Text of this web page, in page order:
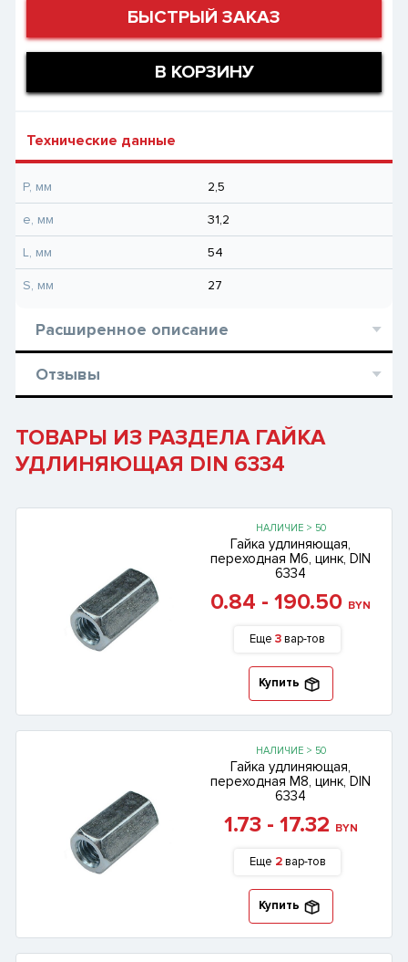
БЫСТРЫЙ ЗАКАЗ
В КОРЗИНУ
Технические данные
P, мм 2,5
e, мм 31,2
L, мм 54
S, мм 27
Расширенное описание
Отзывы
ТОВАРЫ ИЗ РАЗДЕЛА ГАЙКА
УДЛИНЯЮЩАЯ DIN 6334
НАЛИЧИЕ > 50
Гайка удлиняющая,
переходная М6, цинк, DIN
6334
0.84 - 190.50 BYN
Еще 3вар-тов
Купить
НАЛИЧИЕ > 50
Гайка удлиняющая,
переходная М8, цинк, DIN
6334
1.73 - 17.32 BYN
Еще 2 вар-тов
Купить